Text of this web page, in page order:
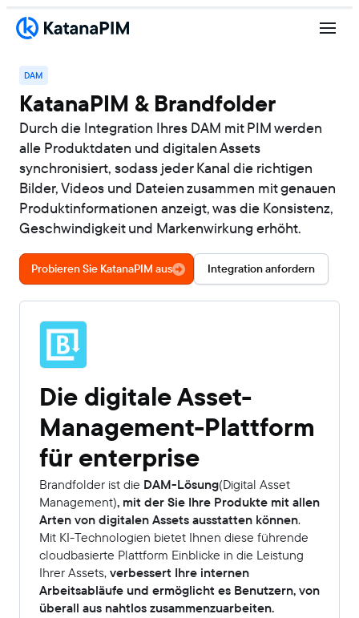
DAM
KatanaPIM & Brandfolder
Durch die Integration Ihres DAM mit PIM werden
alle Produktdaten und digitalen Assets
synchronisiert, sodass jeder Kanal die richtigen
Bilder, Videos und Dateien zusammen mit genauen
Produktinformationen anzeigt, was die Konsistenz,
Geschwindigkeit und Markenwirkung erhöht.
Probieren Sie KatanaPIM aus Integration anfordern
Die digitale Asset-
Management-Plattform
für enterprise
Brandfolder ist die DAM-Lösung(Digital Asset
Management), mit der Sie Ihre Produkte mit allen
Arten von digitalen Assets ausstatten können.
Mit KI-Technologien bietet Ihnen diese führende
cloudbasierte Plattform Einblicke in die Leistung
Ihrer Assets,verbessert Ihre internen
Arbeitsabläufe und ermöglicht es Benutzern, von
überall aus nahtlos zusammenzuarbeiten.